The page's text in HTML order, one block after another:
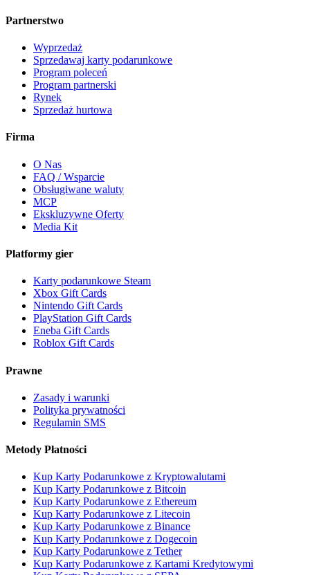
Partnerstwo
Wyprzedaż
Sprzedawaj karty podarunkowe
Program poleceń
Program partnerski
Rynek
Sprzedaż hurtowa
Firma
O Nas
FAQ / Wsparcie
Obsługiwane waluty
MCP
Ekskluzywne Oferty
Media Kit
Platformy gier
Karty podarunkowe Steam
Xbox Gift Cards
Nintendo Gift Cards
PlayStation Gift Cards
Eneba Gift Cards
Roblox Gift Cards
Prawne
Zasady i warunki
Polityka prywatności
Regulamin SMS
Metody Płatności
Kup Karty Podarunkowe z Kryptowalutami
Kup Karty Podarunkowe z Bitcoin
Kup Karty Podarunkowe z Ethereum
Kup Karty Podarunkowe z Litecoin
Kup Karty Podarunkowe z Binance
Kup Karty Podarunkowe z Dogecoin
Kup Karty Podarunkowe z Tether
Kup Karty Podarunkowe z Kartami Kredytowymi